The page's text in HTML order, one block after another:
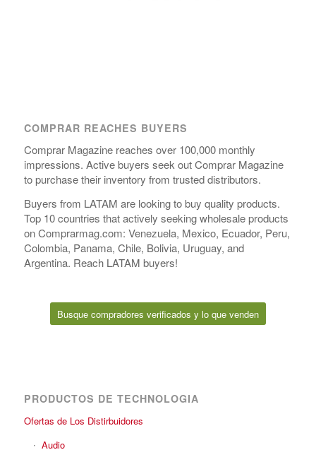
COMPRAR REACHES BUYERS
Comprar Magazine reaches over 100,000 monthly
impressions. Active buyers seek out Comprar Magazine
to purchase their inventory from trusted distributors.
Buyers from LATAM are looking to buy quality products.
Top 10 countries that actively seeking wholesale products
on Comprarmag.com: Venezuela, Mexico, Ecuador, Peru,
Colombia, Panama, Chile, Bolivia, Uruguay, and
Argentina. Reach LATAM buyers!
Busque compradores verificados y lo que venden
PRODUCTOS DE TECHNOLOGIA
Ofertas de Los Distirbuidores
Audio